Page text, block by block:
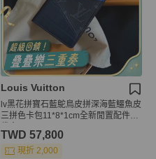
Louis Vuitton
lv黑花拼寶石藍鴕鳥皮拼深海藍鱷魚皮
三拼色卡包11*8*1cm全新閒置配件塵
TWD 57,800
現折 2,000